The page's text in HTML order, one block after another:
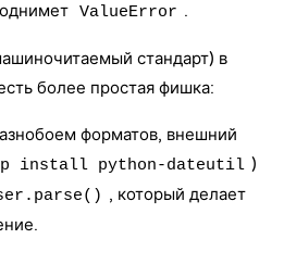
ValueError .
стандарт) в
более простая фишка:
форматов, внешний
install python-dateutil )
, который делает